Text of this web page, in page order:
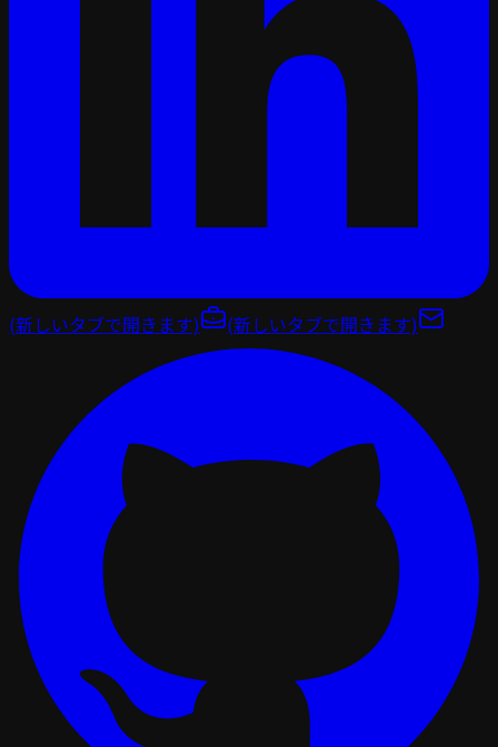
(新しいタブで開きます) (新しいタブで開きます)